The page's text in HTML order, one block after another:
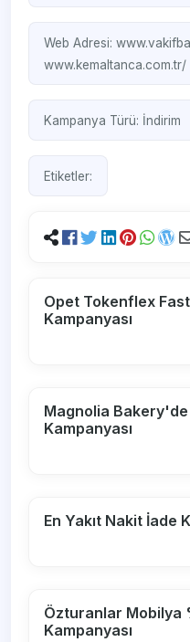
Web Adresi:
www.kemaltanca.com.tr/
Kampanya Türü: İndirim
Etiketler:
Opet Tokenflex
Kampanyası
Magnolia
Kampanyası
En Yakıt Nakit İade
Özturanlar Mobilya
Kampanyası